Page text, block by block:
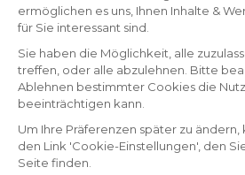
Carta di credito, Paypal, bonifico a
Twint, Apple/Google pay.
Seguici su :
© Copyright 2025 Eminza | Tutti i diritti